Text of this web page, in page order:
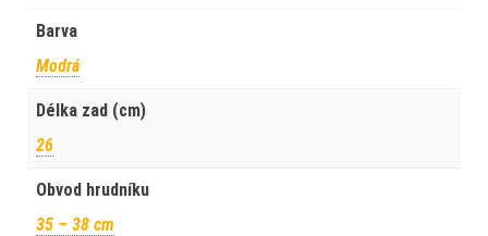
Barva
Modrá
Délka zad (cm)
26
Obvod hrudníku
35 – 38 cm